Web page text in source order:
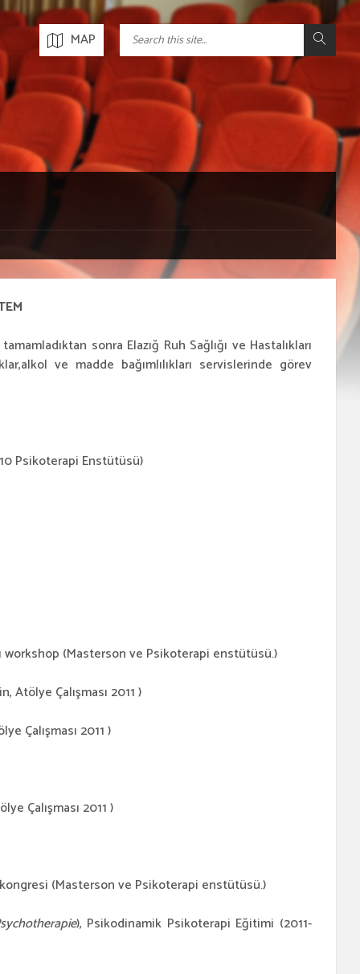
MAP
sonra Elazığ Ruh Sağlığı ve Hastalıkları
ve madde bağımlılıkları servislerinde görev
Psikoterapi Enstütüsü)
workshop (Masterson ve Psikoterapi enstütüsü.)
Atölye Çalışması 2011 )
Çalışması 2011 )
Çalışması 2011 )
(Masterson ve Psikoterapi enstütüsü.)
), Psikodinamik Psikoterapi Eğitimi (2011-